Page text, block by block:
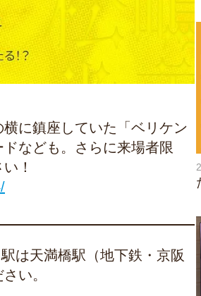
に鎮座していた「ベリケン
なども。さらに来場者限
！
は天満橋駅（地下鉄・京阪
い。